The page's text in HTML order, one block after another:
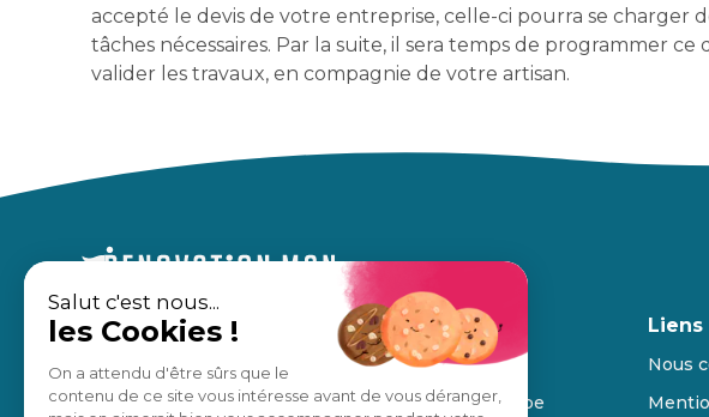
Salut c'est nous...
les Cookies !
On a attendu d'être sûrs que le
contenu de ce site vous intéresse avant de vous déranger,
accepté le devis de votre entreprise, celle-ci pourra se charger
tâches nécessaires. Par la suite, il sera temps de programmer
valider les travaux, en compagnie de votre artisan.
Un accompagnement sur mesure,
pour des travaux en toute sérénité.
Estimation gratuite
À propos
Nos avis
Notre équipe
Nous